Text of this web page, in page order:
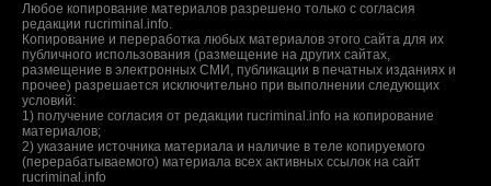
Любое копирование материалов разрешено только с согласия
редакции rucriminal.info.
Копирование и переработка любых материалов этого сайта для их
публичного использования (размещение на других сайтах,
размещение в электронных СМИ, публикации в печатных изданиях и
прочее) разрешается исключительно при выполнении следующих
условий:
1) получение согласия от редакции rucriminal.info на копирование
материалов;
2) указание источника материала и наличие в теле копируемого
(перерабатываемого) материала всех активных ссылок на сайт
rucriminal.info